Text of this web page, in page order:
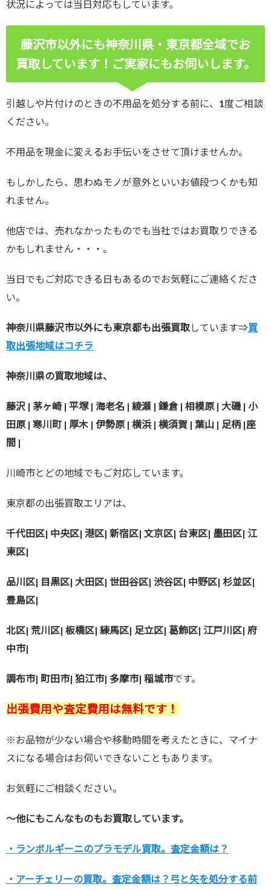
状況によっては当日対応もしています。
藤沢市以外にも神奈川県・東京都全域でお
買取しています！ご実家にもお伺いします。
引越しや片付けのときの不用品を処分する前に、1度ご相談
ください。
不用品を現金に変えるお手伝いをさせて頂けませんか。
もしかしたら、思わぬモノが意外といいお値段つくかも知
れません。
他店では、売れなかったものでも当社ではお買取りできる
かもしれません・・・。
当日でもご対応できる日もあるのでお気軽にご連絡くださ
い。
神奈川県藤沢市以外にも東京都も出張買取しています⇒買
取出張地域はコチラ
神奈川県の買取地域は、
藤沢 | 茅ヶ崎 | 平塚 | 海老名 | 綾瀬 | 鎌倉 | 相模原 | 大磯 | 小
田原 | 寒川町 | 厚木 | 伊勢原 | 横浜 | 横須賀 | 葉山 | 足柄 |座
間 |
川崎市とどの地域でもご対応しています。
東京都の出張買取エリアは、
千代田区| 中央区| 港区| 新宿区| 文京区| 台東区| 墨田区| 江
東区|
品川区| 目黒区| 大田区| 世田谷区| 渋谷区| 中野区| 杉並区|
豊島区|
北区| 荒川区| 板橋区| 練馬区| 足立区| 葛飾区| 江戸川区| 府
中市|
調布市| 町田市| 狛江市| 多摩市| 稲城市です。
出張費用や査定費用は無料です！
※お品物が少ない場合や移動時間を考えたときに、マイナ
スになる場合はお伺いできないこともあります。
お気軽にご相談ください。
～他にもこんなものもお買取しています。
・ランボルギーニのプラモデル買取。査定金額は？
・アーチェリーの買取。査定金額は？弓と矢を処分する前